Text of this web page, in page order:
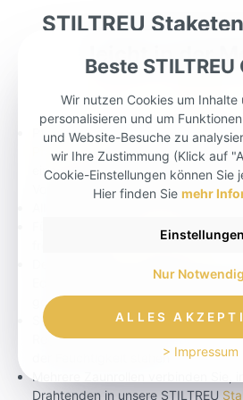
STILTREU
leicht in der
Pfähle sind angespitzt und werden
Pfahlrammeoder Vorschlaghammer
eines Erdbohrer (Holzhammer,
Vorschlaghammer) in den Boden
Pfähle
Pfähle
Edelstahlschrauben durch die
geschraubt wird. wir empfehlen
Staketenzaun 2-3 cm über dem
Regenwasser abfließen kann und
der Feuchtigkeit stehen
Mehrere Zaunrollen verbinden Sie,
Drahtenden in unsere STILTREU
Beste
Wir nutzen Cookies um Inhalte
personalisieren und um
und Website-Besuche zu
wir Ihre Zustimmung (Klick auf
Cookie-Einstellungen können Sie
Hier finden Sie mehr
Einstellungen
Nur
ALLES
> Impressum